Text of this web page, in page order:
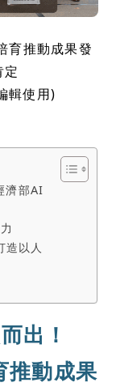
育推動成果發
定
輯使用)
濟部AI
造以人
出！
推動成果